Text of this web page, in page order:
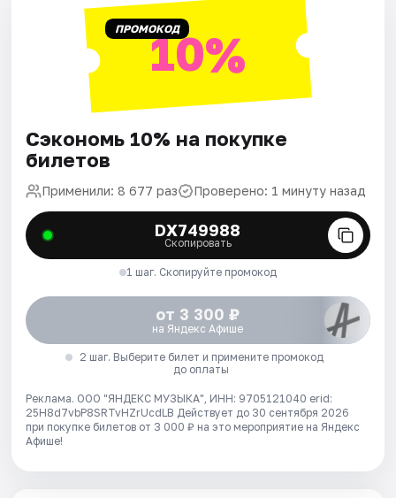
ПРОМОКОД10%
Сэкономь 10% на покупке
билетов
Применили: 8 677 раз Проверено: 1 минуту назад
DX749988
Скопировать
1 шаг. Скопируйте промокод
от 3 300 ₽
на Яндекс Афише
2 шаг. Выберите билет и примените промокод
до оплаты
Реклама. ООО "ЯНДЕКС МУЗЫКА", ИНН: 9705121040 erid:
25H8d7vbP8SRTvHZrUcdLB Действует до 30 сентября 2026
при покупке билетов от 3 000 ₽ на это мероприятие на Яндекс
Афише!